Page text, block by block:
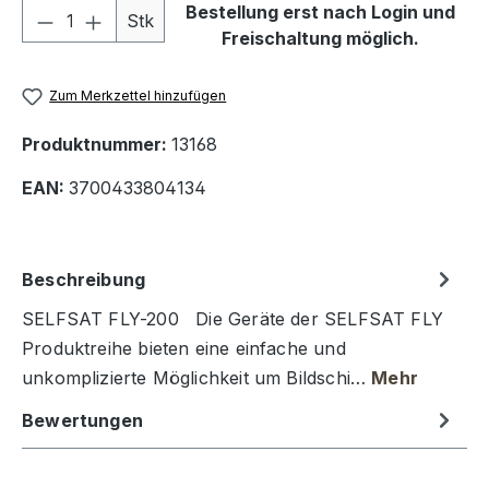
Produkt Anzahl: Gib den
Stk
Bestellung erst nach Login und
Freischaltung möglich.
Zum Merkzettel hinzufügen
Produktnummer: 13168
EAN: 3700433804134
Beschreibung
SELFSAT FLY-200 Die Geräte der SELFSAT FLY
Produktreihe bieten eine einfache und
unkomplizierte Möglichkeit um Bildschi… Mehr
Bewertungen